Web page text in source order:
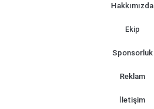
Hakkımızda
Ekip
Sponsorluk
Reklam
İletişim